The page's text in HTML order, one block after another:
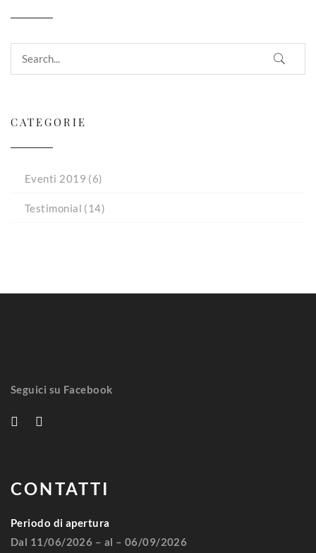
CATEGORIE
Eventi 2019 (6)
Testimonial (14)
Seguici su Facebook
CONTATTI
Periodo di apertura
Dal 11/06/2026 – al – 06/09/2026